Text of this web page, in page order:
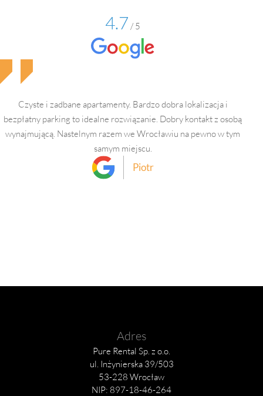
4.7 / 5
Czyste i zadbane apartamenty. Bardzo dobra lokalizacja i
bezpłatny parking to idealne rozwiązanie. Dobry kontakt z osobą
wynajmującą. Nastelnym razem we Wrocławiu na pewno w tym
samym miejscu.
Piotr
Adres
Pure Rental Sp. z o.o.
ul. Inżynierska 39/503
53-228 Wrocław
NIP: 897-18-46-264